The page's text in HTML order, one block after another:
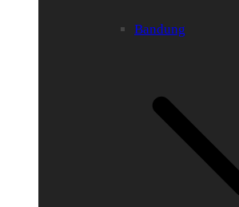
Bandung